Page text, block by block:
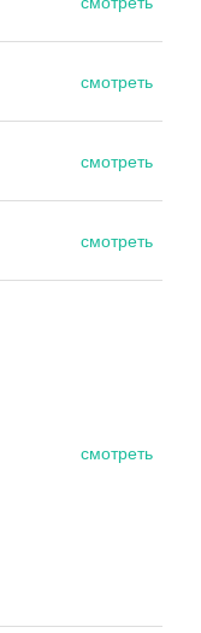
смотреть
смотреть
смотреть
смотреть